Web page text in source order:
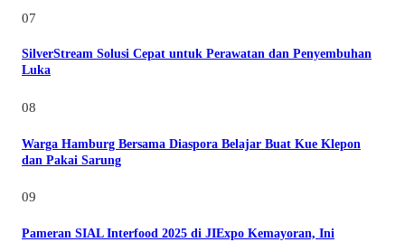
07
SilverStream Solusi Cepat untuk Perawatan dan Penyembuhan
Luka
08
Warga Hamburg Bersama Diaspora Belajar Buat Kue Klepon
dan Pakai Sarung
09
Pameran SIAL Interfood 2025 di JIExpo Kemayoran, Ini